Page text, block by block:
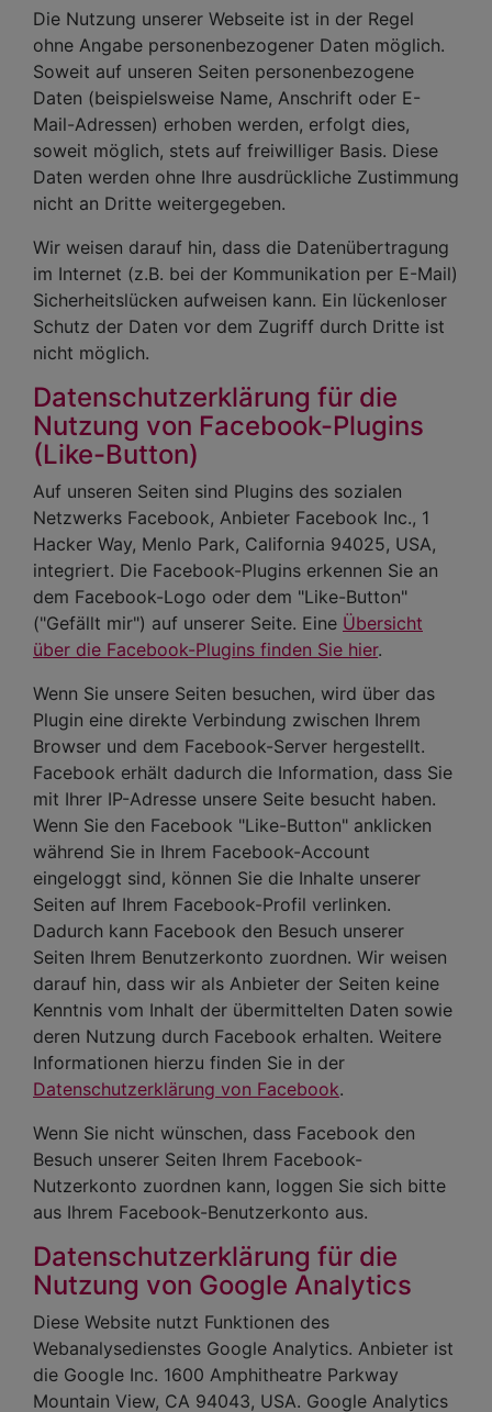
Die Nutzung unserer Webseite ist in der Regel
ohne Angabe personenbezogener Daten möglich.
Soweit auf unseren Seiten personenbezogene
Daten (beispielsweise Name, Anschrift oder E-
Mail-Adressen) erhoben werden, erfolgt dies,
soweit möglich, stets auf freiwilliger Basis. Diese
Daten werden ohne Ihre ausdrückliche Zustimmung
nicht an Dritte weitergegeben.
Wir weisen darauf hin, dass die Datenübertragung
im Internet (z.B. bei der Kommunikation per E-Mail)
Sicherheitslücken aufweisen kann. Ein lückenloser
Schutz der Daten vor dem Zugriff durch Dritte ist
nicht möglich.
Datenschutzerklärung für die
Nutzung von Facebook-Plugins
(Like-Button)
Auf unseren Seiten sind Plugins des sozialen
Netzwerks Facebook, Anbieter Facebook Inc., 1
Hacker Way, Menlo Park, California 94025, USA,
integriert. Die Facebook-Plugins erkennen Sie an
dem Facebook-Logo oder dem "Like-Button"
("Gefällt mir") auf unserer Seite. Eine Übersicht
über die Facebook-Plugins finden Sie hier.
Wenn Sie unsere Seiten besuchen, wird über das
Plugin eine direkte Verbindung zwischen Ihrem
Browser und dem Facebook-Server hergestellt.
Facebook erhält dadurch die Information, dass Sie
mit Ihrer IP-Adresse unsere Seite besucht haben.
Wenn Sie den Facebook "Like-Button" anklicken
während Sie in Ihrem Facebook-Account
eingeloggt sind, können Sie die Inhalte unserer
Seiten auf Ihrem Facebook-Profil verlinken.
Dadurch kann Facebook den Besuch unserer
Seiten Ihrem Benutzerkonto zuordnen. Wir weisen
darauf hin, dass wir als Anbieter der Seiten keine
Kenntnis vom Inhalt der übermittelten Daten sowie
deren Nutzung durch Facebook erhalten. Weitere
Informationen hierzu finden Sie in der
Datenschutzerklärung von Facebook.
Wenn Sie nicht wünschen, dass Facebook den
Besuch unserer Seiten Ihrem Facebook-
Nutzerkonto zuordnen kann, loggen Sie sich bitte
aus Ihrem Facebook-Benutzerkonto aus.
Datenschutzerklärung für die
Nutzung von Google Analytics
Diese Website nutzt Funktionen des
Webanalysedienstes Google Analytics. Anbieter ist
die Google Inc. 1600 Amphitheatre Parkway
Mountain View, CA 94043, USA. Google Analytics